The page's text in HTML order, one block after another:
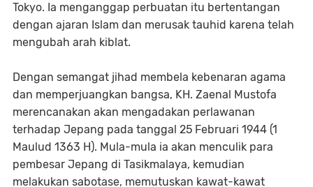
Tokyo. Ia menganggap perbuatan itu bertentangan
dengan ajaran Islam dan merusak tauhid karena telah
mengubah arah kiblat.
Dengan semangat jihad membela kebenaran agama
dan memperjuangkan bangsa, KH. Zaenal Mustofa
merencanakan akan mengadakan perlawanan
terhadap Jepang pada tanggal 25 Februari 1944 (1
Maulud 1363 H). Mula-mula ia akan menculik para
pembesar Jepang di Tasikmalaya, kemudian
melakukan sabotase, memutuskan kawat-kawat